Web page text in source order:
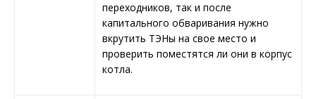
переходников, так и после
капитального обваривания нужно
вкрутить ТЭНы на свое место и
проверить поместятся ли они в корпус
котла.